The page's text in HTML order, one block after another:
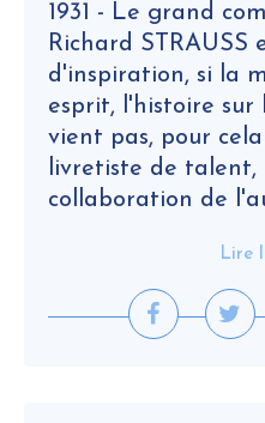
1931 - Le grand
Richard STRAUSS
d'inspiration, si la
esprit, l'histoire sur
vient pas, pour
livretiste de talent,
collaboration de
Lire